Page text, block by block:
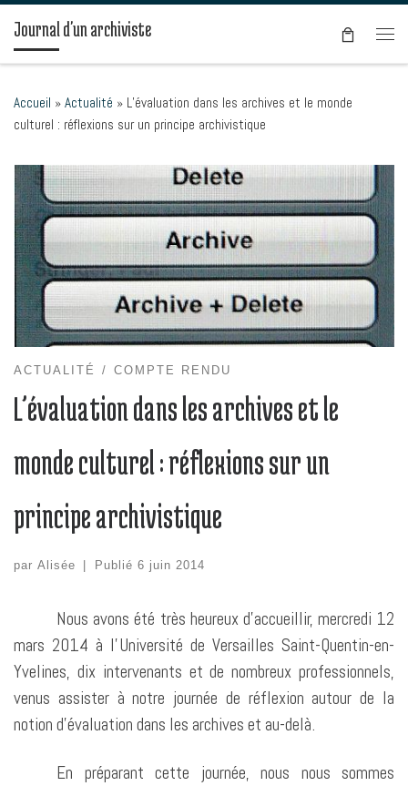
Passer au contenu
Journal d'un archiviste
Accueil » Actualité » L’évaluation dans les archives et le monde
culturel : réflexions sur un principe archivistique
ACTUALITÉ COMPTE RENDU
L’évaluation dans les archives et le
monde culturel : réflexions sur un
principe archivistique
par Alisée | Publié 6 juin 2014
Nous avons été très heureux d’accueillir, mercredi 12
mars 2014 à l’Université de Versailles Saint-Quentin-en-
Yvelines, dix intervenants et de nombreux professionnels,
venus assister à notre journée de réflexion autour de la
notion d’évaluation dans les archives et au-delà.
En préparant cette journée, nous nous sommes